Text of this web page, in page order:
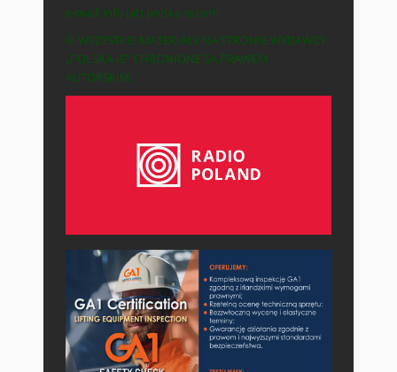
e-mail: info (at) polska-ie.com
© WSZYSTKIE MATERIAŁY NA STRONIE WYDAWCY
„POLSKA-IE” CHRONIONE SĄ PRAWEM
AUTORSKIM.